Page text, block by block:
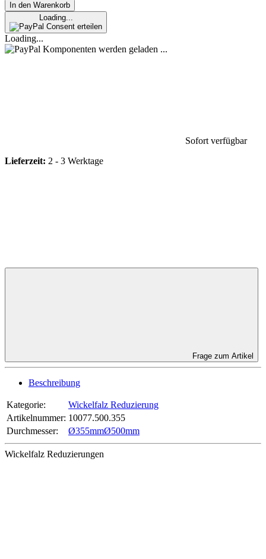
In den Warenkorb
Loading...
Consent erteilen
Loading...
Komponenten werden geladen ...
Sofort verfügbar
Lieferzeit: 2 - 3 Werktage
Frage zum Artikel
Beschreibung
Kategorie:
Wickelfalz Reduzierung
Artikelnummer: 10077.500.355
Durchmesser‍:
Ø355mmØ500mm
Wickelfalz Reduzierungen